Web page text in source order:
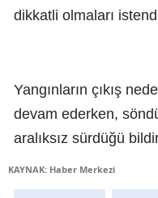
dikkatli olmaları
Yangınların çıkış
devam ederken,
aralıksız sürdüğü
KAYNAK: Haber Merkezi